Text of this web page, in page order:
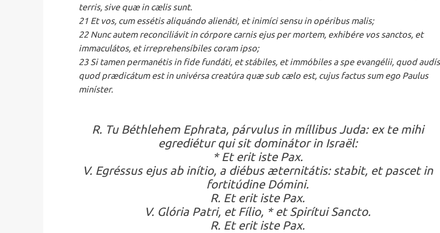
terris, sive quæ in cælis sunt.
21 Et vos, cum essétis aliquándo alienáti, et inimíci sensu in opéribus malis;
22 Nunc autem reconciliávit in córpore carnis ejus per mortem, exhibére vos sanctos, et
immaculátos, et irreprehensíbiles coram ipso;
23 Si tamen permanétis in fide fundáti, et stábiles, et immóbiles a spe evangélii, quod
quod prædicátum est in univérsa creatúra quæ sub cælo est, cujus factus sum ego Paulus
miníster.
R. Tu Béthlehem Ephrata, párvulus in míllibus Juda: ex te mihi
egrediétur qui sit dominátor in Israël:
* Et erit iste Pax.
V. Egréssus ejus ab inítio, a diébus æternitátis: stabit, et pascet in
fortitúdine Dómini.
R. Et erit iste Pax.
V. Glória Patri, et Fílio, * et Spirítui Sancto.
R. Et erit iste Pax.